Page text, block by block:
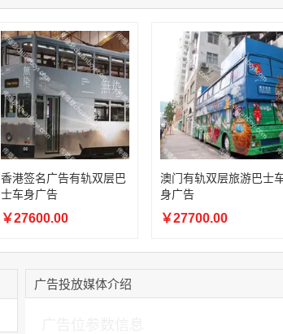
香港签名广告有轨双层巴
士车身广告
￥27600.00
澳门有轨双层旅游巴士
身广告
￥27700.00
广告投放媒体介绍